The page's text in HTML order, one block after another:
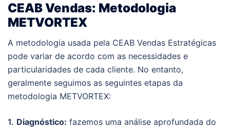
CEAB Vendas: Metodologia
METVORTEX
A metodologia usada pela CEAB Vendas Estratégicas
pode variar de acordo com as necessidades e
particularidades de cada cliente. No entanto,
geralmente seguimos as seguintes etapas da
metodologia METVORTEX:
1. Diagnóstico: fazemos uma análise aprofundada do